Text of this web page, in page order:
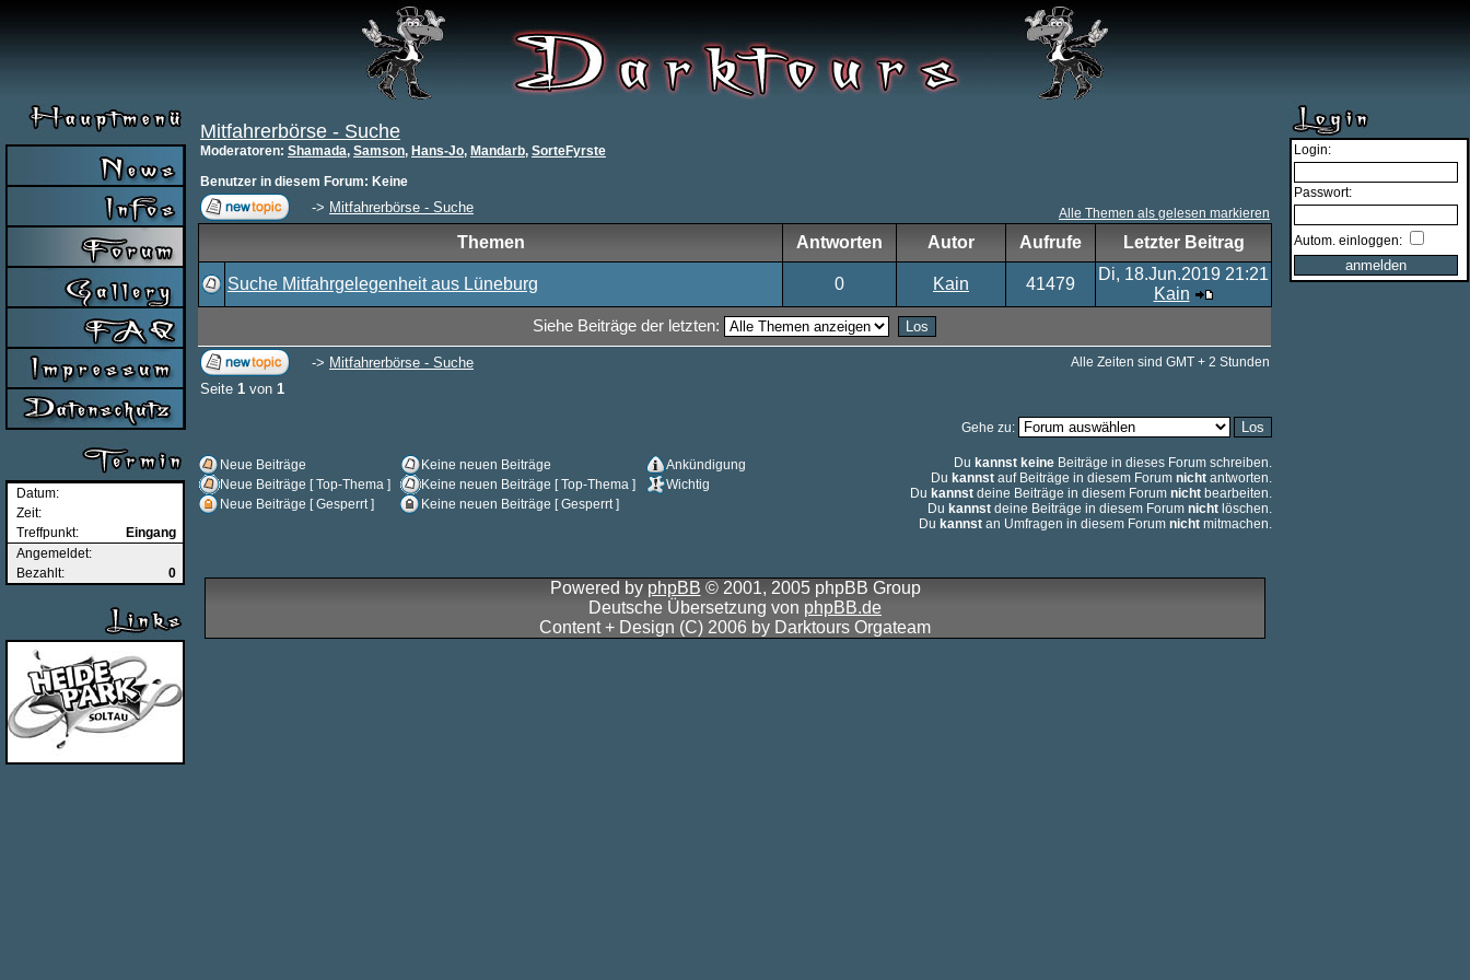
Datum:
Zeit:
Treffpunkt:
Eingang
Angemeldet:
Bezahlt:
0
Login:
Passwort:
Autom. einloggen:
Mitfahrerbörse - Suche
Moderatoren: Shamada, Samson, Hans-Jo, Mandarb, SorteFyrste
Benutzer in diesem Forum: Keine
-> Mitfahrerbörse - Suche Alle Themen als gelesen markieren
Themen Antworten Autor Aufrufe Letzter Beitrag
Suche Mitfahrgelegenheit aus Lüneburg 0 Kain 41479
Di, 18.Jun.2019 21:21
Kain
Siehe Beiträge der letzten:
-> Mitfahrerbörse - Suche Alle Zeiten sind GMT + 2 Stunden
Seite 1 von 1
Gehe zu:
Neue Beiträge Keine neuen Beiträge
Ankündigung
Neue Beiträge [ Top-Thema ]
Keine neuen Beiträge [ Top-Thema ]
Wichtig
Neue Beiträge [ Gesperrt ]
Keine neuen Beiträge [ Gesperrt ]
Du kannst keine Beiträge in dieses Forum schreiben.
Du kannst auf Beiträge in diesem Forum nicht antworten.
Du kannst deine Beiträge in diesem Forum nicht bearbeiten.
Du kannst deine Beiträge in diesem Forum nicht löschen.
Du kannst an Umfragen in diesem Forum nicht mitmachen.
Powered by phpBB © 2001, 2005 phpBB Group
Deutsche Übersetzung von phpBB.de
Content + Design (C) 2006 by Darktours Orgateam